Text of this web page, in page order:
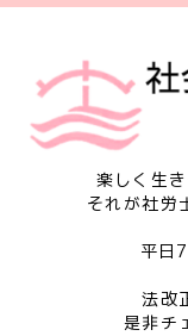
楽しく生
それが社労
平日
法改
是非チ